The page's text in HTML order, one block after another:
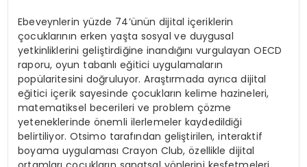
Ebeveynlerin yüzde 74’ünün dijital içeriklerin
çocuklarının erken yaşta sosyal ve duygusal
yetkinliklerini geliştirdiğine inandığını vurgulayan OECD
raporu, oyun tabanlı eğitici uygulamaların
popülaritesini doğruluyor. Araştırmada ayrıca dijital
eğitici içerik sayesinde çocukların kelime hazineleri,
matematiksel becerileri ve problem çözme
yeteneklerinde önemli ilerlemeler kaydedildiği
belirtiliyor. Otsimo tarafından geliştirilen, interaktif
boyama uygulaması Crayon Club, özellikle dijital